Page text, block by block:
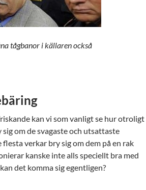
tågbanor i källaren också
kan vi som vanligt se hur otroligt
om de svagaste och utsattaste
verkar bry sig om dem på en rak
kanske inte alls speciellt bra med
det komma sig egentligen?